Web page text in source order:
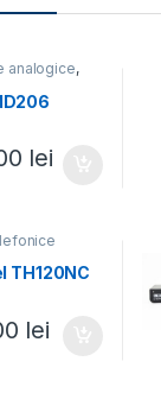
analogice,
telefonice
lei
TH120NC
lei